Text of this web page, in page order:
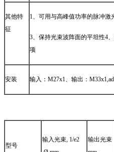
其他特
征
1、可用与高峰值功率的脉冲激
3、保持光束波阵面的平坦性4
项
安装 输入：M27x1、输出：
型号
输入光束, 1/e2
输出光束